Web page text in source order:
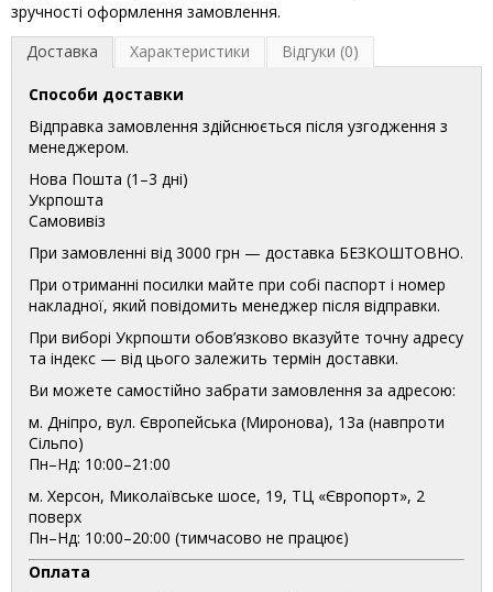
зручності оформлення замовлення.
Доставка
Характеристики Відгуки (0)
Способи доставки
Відправка замовлення здійснюється після узгодження з
менеджером.
Нова Пошта (1–3 дні)
Укрпошта
Самовивіз
При замовленні від 3000 грн — доставка БЕЗКОШТОВНО.
При отриманні посилки майте при собі паспорт і номер
накладної, який повідомить менеджер після відправки.
При виборі Укрпошти обов’язково вказуйте точну адресу
та індекс — від цього залежить термін доставки.
Ви можете самостійно забрати замовлення за адресою:
м. Дніпро, вул. Європейська (Миронова), 13а (навпроти
Сільпо)
Пн–Нд: 10:00–21:00
м. Херсон, Миколаївське шосе, 19, ТЦ «Європорт», 2
поверх
Пн–Нд: 10:00–20:00 (тимчасово не працює)
Оплата